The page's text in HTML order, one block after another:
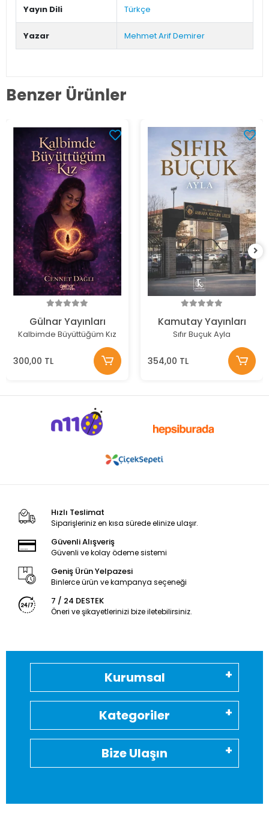
Yayın Dili Türkçe
Yazar Mehmet Arif Demirer
Benzer Ürünler
Gülnar Yayınları
Kalbimde Büyüttüğüm Kız
300,00 TL
Kamutay Yayınları
Sıfır Buçuk Ayla
354,00 TL
Hızlı Teslimat
Siparişleriniz en kısa sürede elinize ulaşır.
Güvenli Alışveriş
Güvenli ve kolay ödeme sistemi
Geniş Ürün Yelpazesi
Binlerce ürün ve kampanya seçeneği
7 / 24 DESTEK
Öneri ve şikayetlerinizi bize iletebilirsiniz.
Kurumsal
Kategoriler
Bize Ulaşın